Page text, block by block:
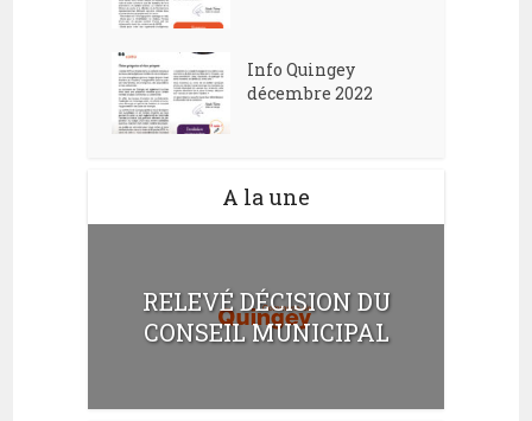
Info Quingey
décembre 2022
A la une
RELEVÉ DÉCISION DU
CONSEIL MUNICIPAL